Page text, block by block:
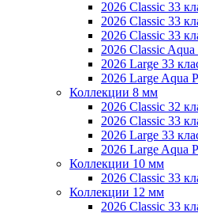
2026 Classic 33
2026 Classic 33
2026 Classic 33
2026 Classic
2026 Large 33
2026 Large Aqua
Коллекции 8 мм
2026 Classic 32
2026 Classic 33
2026 Large 33
2026 Large Aqua
Коллекции 10 мм
2026 Classic 33
Коллекции 12 мм
2026 Classic 33